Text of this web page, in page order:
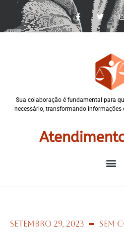
Sua colaboração é fundamental para
necessário, transformando informações
setembro 29, 2023 Sem